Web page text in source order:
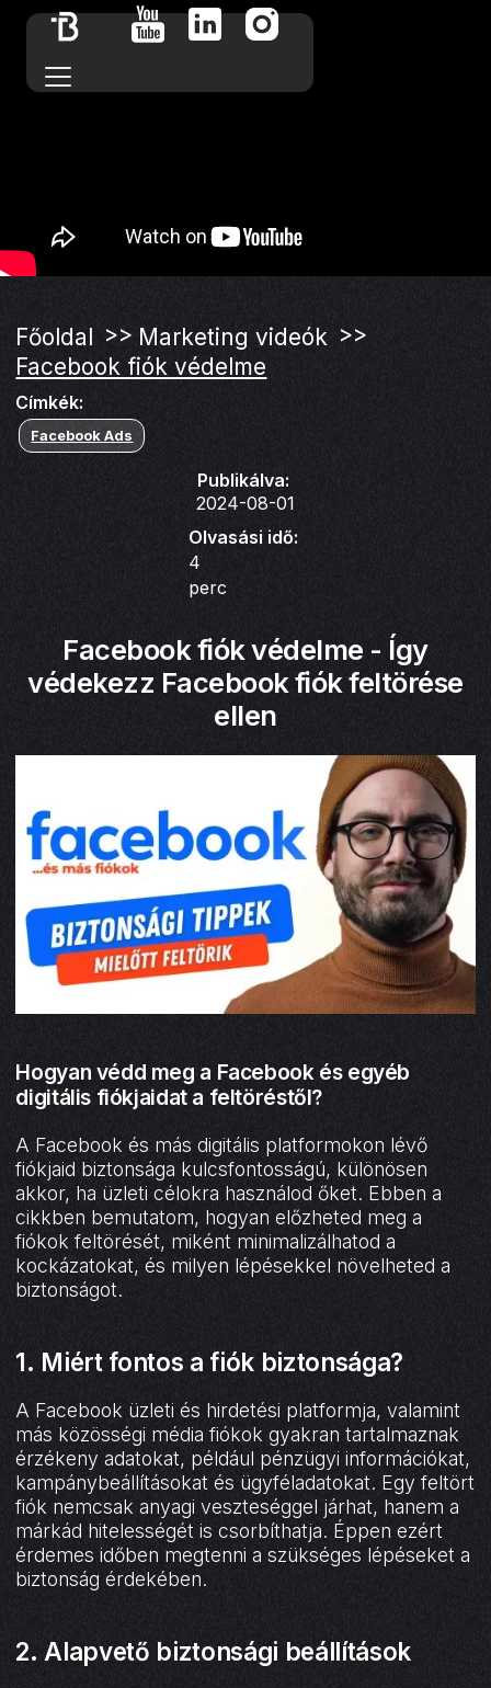
Főoldal >> Marketing videók >>
Facebook fiók védelme
Címkék:
Facebook Ads
Publikálva:
2024-08-01
Olvasási idő:
4
perc
Facebook fiók védelme - Így
védekezz Facebook fiók feltörése
ellen
Hogyan védd meg a Facebook és egyéb
digitális fiókjaidat a feltöréstől?
A Facebook és más digitális platformokon lévő
fiókjaid biztonsága kulcsfontosságú, különösen
akkor, ha üzleti célokra használod őket. Ebben a
cikkben bemutatom, hogyan előzheted meg a
fiókok feltörését, miként minimalizálhatod a
kockázatokat, és milyen lépésekkel növelheted a
biztonságot.
1. Miért fontos a fiók biztonsága?
A Facebook üzleti és hirdetési platformja, valamint
más közösségi média fiókok gyakran tartalmaznak
érzékeny adatokat, például pénzügyi információkat,
kampánybeállításokat és ügyféladatokat. Egy feltört
fiók nemcsak anyagi veszteséggel járhat, hanem a
márkád hitelességét is csorbíthatja. Éppen ezért
érdemes időben megtenni a szükséges lépéseket a
biztonság érdekében.
2. Alapvető biztonsági beállítások